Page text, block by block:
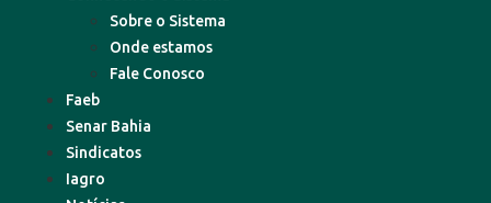
Sobre o Sistema
Onde estamos
Fale Conosco
Faeb
Senar Bahia
Sindicatos
Iagro